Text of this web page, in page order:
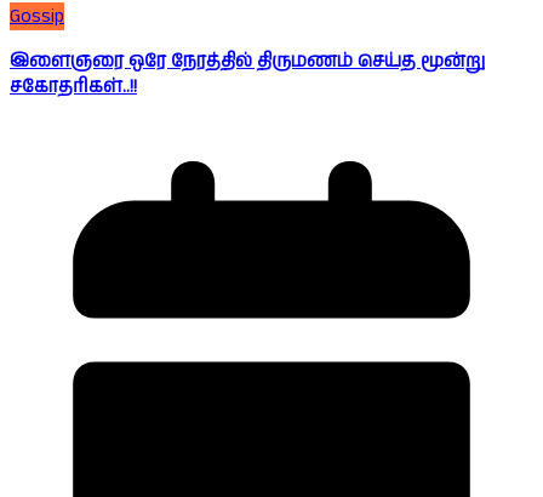
Gossip
இளைஞரை ஒரே நேரத்தில் திருமணம் செய்த மூன்று
சகோதரிகள்..!!